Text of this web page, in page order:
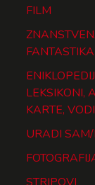
FILM
LEKSIKONI,
KARTE,
URADI